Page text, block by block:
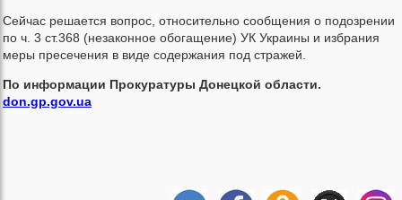
Сейчас решается вопрос, относительно сообщения о подозрении
по ч. 3 ст.368 (незаконное обогащение) УК Украины и избрания
меры пресечения в виде содержания под стражей.
По информации Прокуратуры Донецкой области.
don.gp.gov.ua